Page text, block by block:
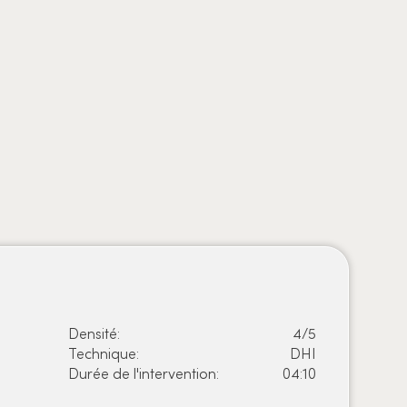
Densité:
4/5
Technique:
DHI
Durée de l'intervention:
04:10